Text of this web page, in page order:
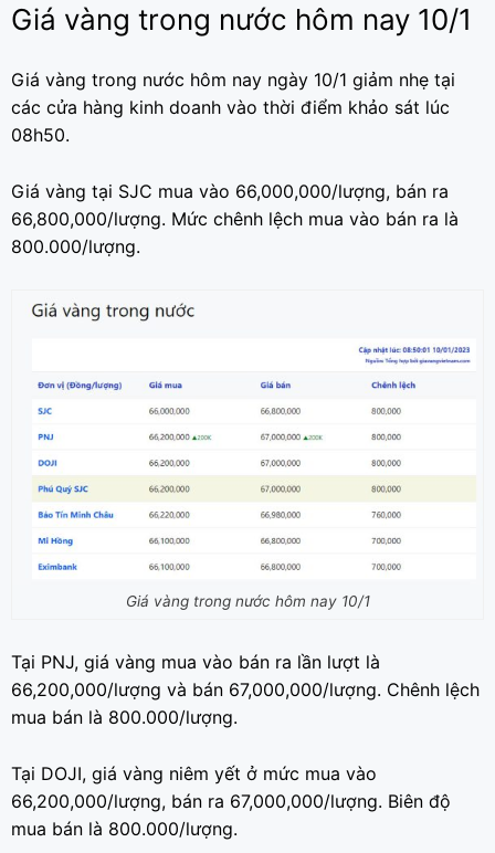
Giá vàng trong nước hôm nay 10/1
Giá vàng trong nước hôm nay ngày 10/1 giảm nhẹ tại
các cửa hàng kinh doanh vào thời điểm khảo sát lúc
08h50.
Giá vàng tại SJC mua vào 66,000,000/lượng, bán ra
66,800,000/lượng. Mức chênh lệch mua vào bán ra là
800.000/lượng.
Giá vàng trong nước hôm nay 10/1
Tại PNJ, giá vàng mua vào bán ra lần lượt là
66,200,000/lượng và bán 67,000,000/lượng. Chênh lệch
mua bán là 800.000/lượng.
Tại DOJI, giá vàng niêm yết ở mức mua vào
66,200,000/lượng, bán ra 67,000,000/lượng. Biên độ
mua bán là 800.000/lượng.